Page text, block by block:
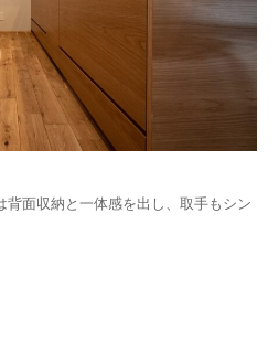
面収納と一体感を出し、取手もシン